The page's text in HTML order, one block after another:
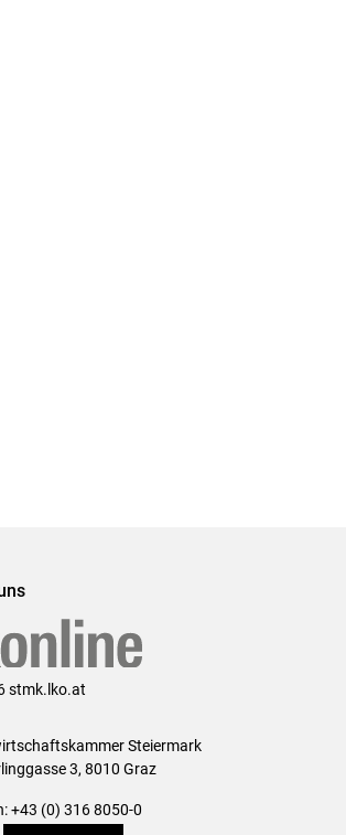
stmk.lko.at
Steiermark
3, 8010 Graz
+43 (0) 316 8050-0